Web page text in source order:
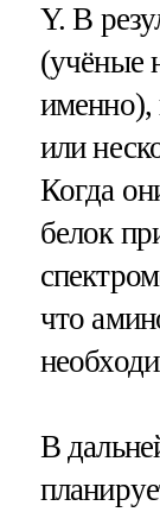
Y. В
(учёные
именно),
или
Когда
белок
что
В